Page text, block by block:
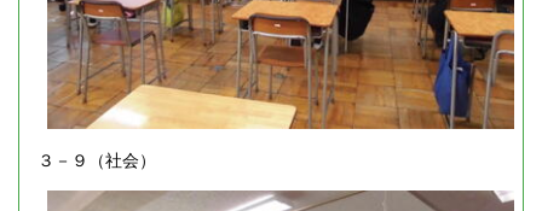
３－９（社会）